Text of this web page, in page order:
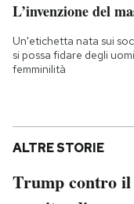
L’invenzione del
Un'etichetta nata sui
si possa fidare degli
femminilità
ALTRE STORIE
Trump contro